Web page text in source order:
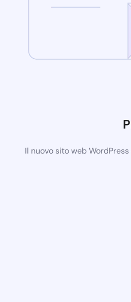
Il nuovo sito web